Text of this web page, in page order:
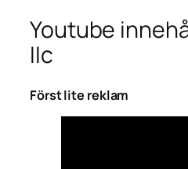
Youtube
IIc
Först lite reklam